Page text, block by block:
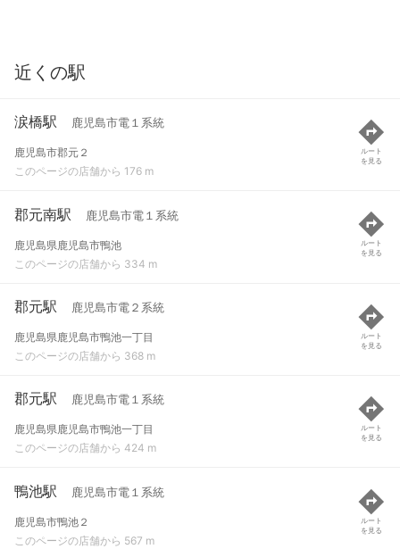
近くの駅
涙橋駅 鹿児島市電１系統
鹿児島市郡元２
このページの店舗から 176 m
ルート
を見る
郡元南駅 鹿児島市電１系統
鹿児島県鹿児島市鴨池
このページの店舗から 334 m
ルート
を見る
郡元駅 鹿児島市電２系統
鹿児島県鹿児島市鴨池一丁目
このページの店舗から 368 m
ルート
を見る
郡元駅 鹿児島市電１系統
鹿児島県鹿児島市鴨池一丁目
このページの店舗から 424 m
ルート
を見る
鴨池駅 鹿児島市電１系統
鹿児島市鴨池２
このページの店舗から 567 m
ルート
を見る